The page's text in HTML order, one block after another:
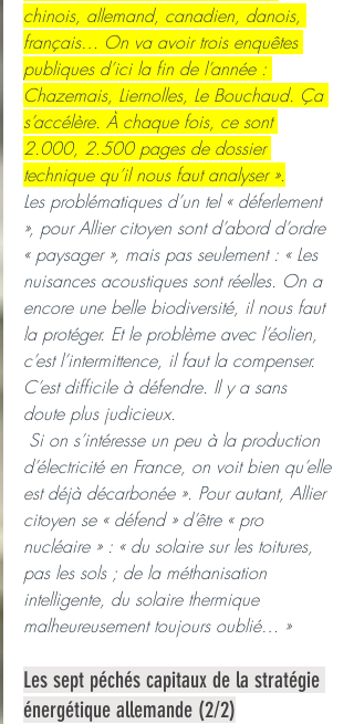
chinois, allemand, canadien, danois,
français… On va avoir trois enquêtes
publiques d’ici la fin de l’année :
Chazemais, Liernolles, Le Bouchaud. Ça
s’accélère. À chaque fois, ce sont
2.000, 2.500 pages de dossier
technique qu’il nous faut analyser ».
Les problématiques d’un tel « déferlement
», pour Allier citoyen sont d’abord d’ordre
« paysager », mais pas seulement : « Les
nuisances acoustiques sont réelles. On a
encore une belle biodiversité, il nous faut
la protéger. Et le problème avec l’éolien,
c’est l’intermittence, il faut la compenser.
C’est difficile à défendre. Il y a sans
doute plus judicieux.
d’électricité en France, on voit bien qu’elle
est déjà décarbonée ». Pour autant, Allier
citoyen se « défend » d’être « pro
nucléaire » : « du solaire sur les toitures,
pas les sols ; de la méthanisation
intelligente, du solaire thermique
malheureusement toujours oublié… »
Les sept péchés capitaux de la stratégie
énergétique allemande (2/2)